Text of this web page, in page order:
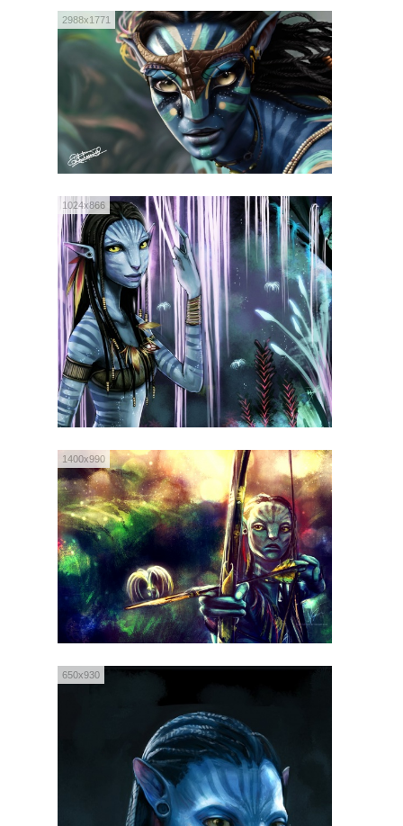
2988x1771
1024x866
1400x990
650x930